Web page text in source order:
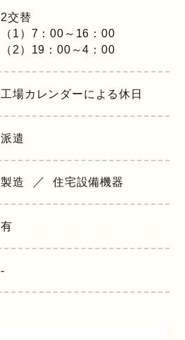
2交替
（1）7：00～16：00
（2）19：00～4：00
工場カレンダーによる休日
派遣
製造 住宅設備機器
有
-